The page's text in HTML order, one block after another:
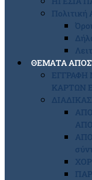
Πολιτική
ΘΕΜΑΤΑ
ΚΑΡΤΩΝ